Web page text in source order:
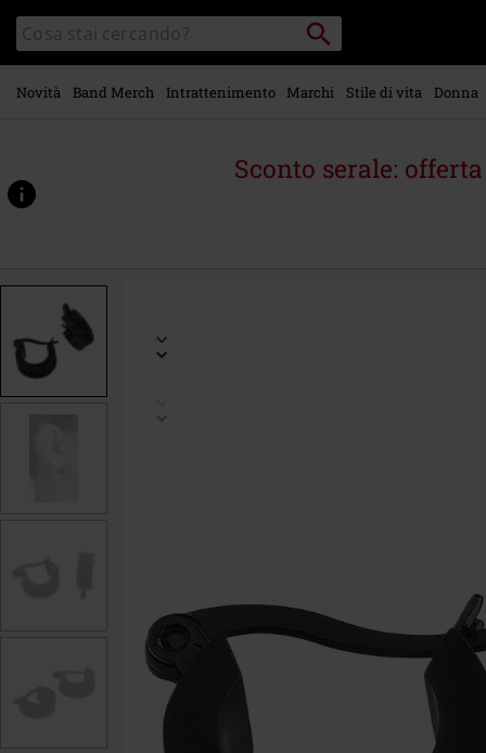
contenuto
principale
Cerca
nel
catalogo
Cerca
Punto
di
ritiro
Novità Band Merch Intrattenimento Marchi Stile di vita Donna
Sconto serale:
www.emp-
p/mesh-
265113St.html